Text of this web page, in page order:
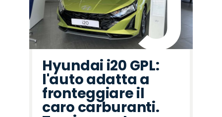
Hyundai i20 GPL:
l'auto adatta a
fronteggiare il
caro carburanti.